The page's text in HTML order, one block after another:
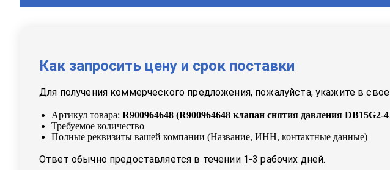
Как запросить цену и срок поставки
Для получения коммерческого предложения, пожалуйста, укажите в
Артикул товара: R900964648 (R900964648 клапан снятия давления
Требуемое количество
Полные реквизиты вашей компании (Название, ИНН, контактные данные)
Ответ обычно предоставляется в течении 1-3 рабочих дней.